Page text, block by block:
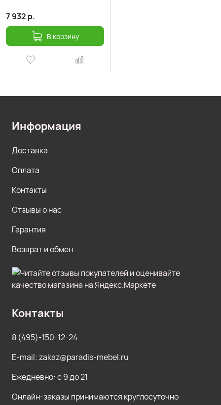
7 932 р.
В корзину
Информация
Доставка
Оплата
Контакты
Отзывы о нас
Гарантия
Возврат и обмен
Контакты
8 (495)-150-12-24
E-mail: zakaz@paradis-mebel.ru
Ежедневно: с 9 до 21
Онлайн-заказы принимаются круглосуточно